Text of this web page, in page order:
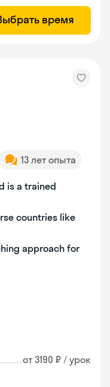
время
13 лет опыта
is a trained
countries like
approach for
от 3190 ₽ / урок